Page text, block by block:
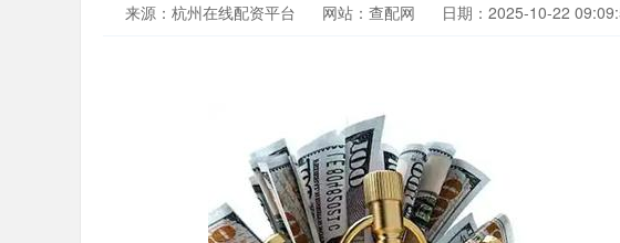
来源：杭州在线配资平台 网站：查配网 日期：2025-10-22